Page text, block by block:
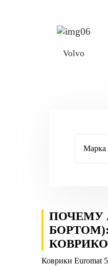
Volvo
ПОЧЕМУ
Коврики Euromat